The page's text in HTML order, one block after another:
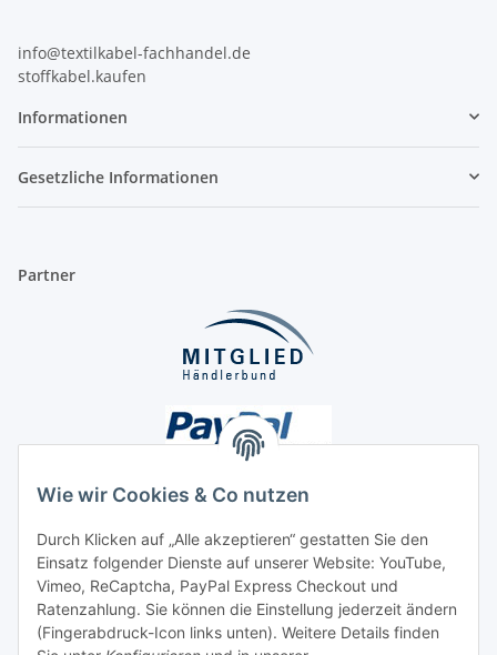
Wie wir Cookies & Co nutzen
Durch Klicken auf „Alle akzeptieren“ gestatten Sie den
Einsatz folgender Dienste auf unserer Website: YouTube,
Vimeo, ReCaptcha, PayPal Express Checkout und
Ratenzahlung. Sie können die Einstellung jederzeit ändern
(Fingerabdruck-Icon links unten). Weitere Details finden
info@textilkabel-fachhandel.de
stoffkabel.kaufen
Informationen
Gesetzliche Informationen
Partner
Unsere Seiten
Social Media